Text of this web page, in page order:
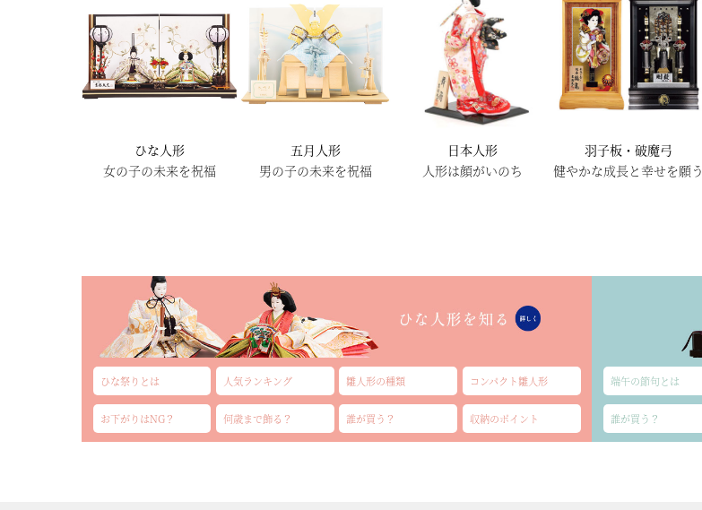
ひな人形
女の子の未来を祝福
五月人形
男の子の未来を祝福
日本人形
人形は顔がいのち
羽子板・破魔弓
健やかな成長と幸せを願う
ひな祭りとは 人気ランキング 雛人形の種類 コンパクト雛人形
お下がりはNG？ 何歳まで飾る？ 誰が買う？ 収納のポイント
端午の節句とは
誰が買う？